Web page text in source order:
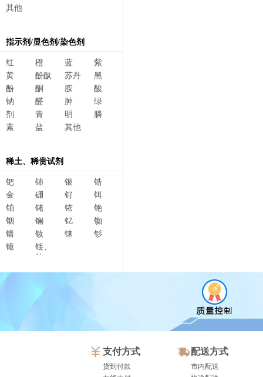
其他
指示剂/显色剂/染色剂
红 橙 蓝
紫
黄
酚酞 苏丹
黑
酚
酮 胺
酸
钠
醛 胂
绿
剂
青 明
膦
素
盐 其他
稀土、稀贵试剂
钯 铈 银
锆
金
硼 钌
铒
铂
铑 铱
铯
铟
镧 钇
铷
镨
钕 铼
钐
镱
铥、
钆、
支付方式
货到付款
配送方式
市内配送